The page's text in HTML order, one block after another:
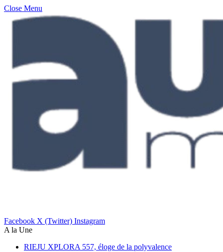
Close Menu
Facebook X (Twitter) Instagram
A la Une
RIEJU XPLORA 557, éloge de la polyvalence